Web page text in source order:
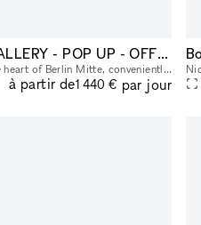
SHOP - GALLERY - POP UP - OFFICE SPACE
Located in the heart of Berlin Mitte, conveniently situated within walking distance from U-Bahn and S-Bahn stations Weinmeisterstrasse, Oranienburger Strasse, Hackescher Markt and Rosenthaler Platz,
à partir de1 440 € par jour